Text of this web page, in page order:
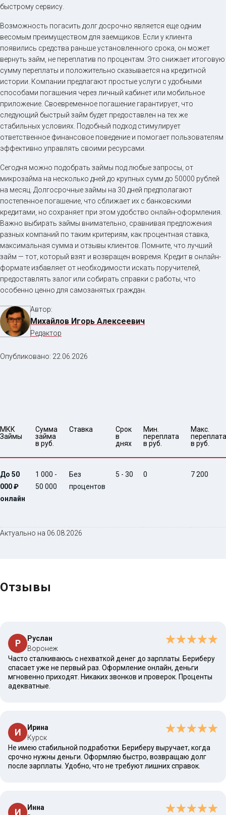
быстрому сервису.
Возможность погасить долг досрочно является еще одним
весомым преимуществом для заемщиков. Если у клиента
появились средства раньше установленного срока, он может
вернуть займ, не переплатив по процентам. Это снижает итоговую
сумму переплаты и положительно сказывается на кредитной
истории. Компании предлагают простые услуги с удобными
способами погашения через личный кабинет или мобильное
приложение. Своевременное погашение гарантирует, что
следующий быстрый займ будет предоставлен на тех же
стабильных условиях. Подобный подход стимулирует
ответственное финансовое поведение и помогает пользователям
эффективно управлять своими ресурсами.
Сегодня можно подобрать займы под любые запросы, от
микрозайма на несколько дней до крупных сумм до 50000 рублей
на месяц. Долгосрочные займы на 30 дней предполагают
постепенное погашение, что сближает их с банковскими
кредитами, но сохраняет при этом удобство онлайн-оформления.
Важно выбирать займы внимательно, сравнивая предложения
разных компаний по таким критериям, как процентная ставка,
максимальная сумма и отзывы клиентов. Помните, что лучший
займ — тот, который взят и возвращен вовремя. Кредит в онлайн-
формате избавляет от необходимости искать поручителей,
предоставлять залог или собирать справки с работы, что
особенно ценно для самозанятых граждан.
Автор:
Михайлов Игорь Алексеевич
Редактор
Опубликовано: 22.06.2026
МКК
Займы
Сумма
займа
в руб.
Ставка
Срок
в
днях
Мин.
переплата
в руб.
Макс.
переплата
в руб.
До 50
000 ₽
онлайн
1 000 -
50 000
Без
процентов
5 - 30 0 7 200
Актуально на 06.08.2026
Отзывы
Р
Руслан
Воронеж
Часто сталкиваюсь с нехваткой денег до зарплаты. Бериберу
спасает уже не первый раз. Оформление онлайн, деньги
мгновенно приходят. Никаких звонков и проверок. Проценты
адекватные.
И
Ирина
Курск
Не имею стабильной подработки. Бериберу выручает, когда
срочно нужны деньги. Оформляю быстро, возвращаю долг
после зарплаты. Удобно, что не требуют лишних справок.
И
Инна